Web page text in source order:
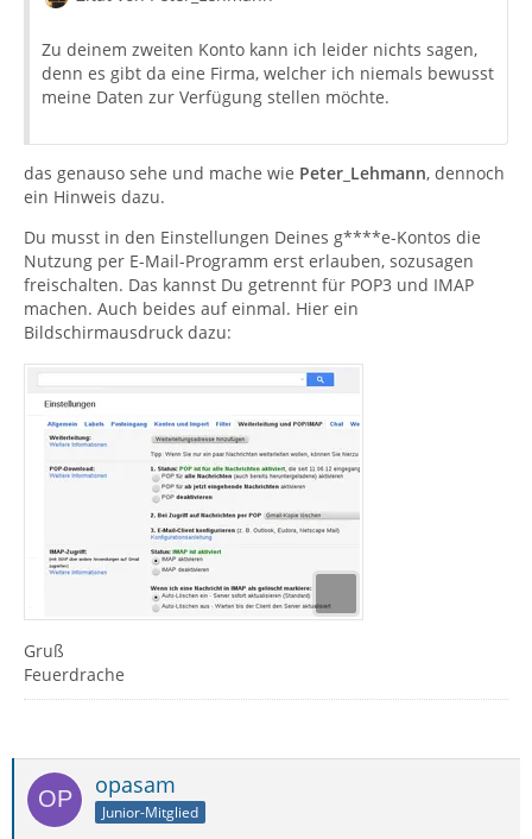
Zu deinem zweiten Konto kann ich leider nichts sagen,
denn es gibt da eine Firma, welcher ich niemals bewusst
meine Daten zur Verfügung stellen möchte.
das genauso sehe und mache wie Peter_Lehmann, dennoch
ein Hinweis dazu.
Du musst in den Einstellungen Deines g****e-Kontos die
Nutzung per E-Mail-Programm erst erlauben, sozusagen
freischalten. Das kannst Du getrennt für POP3 und IMAP
machen. Auch beides auf einmal. Hier ein
Bildschirmausdruck dazu:
Gruß
Feuerdrache
opasam
Junior-Mitglied